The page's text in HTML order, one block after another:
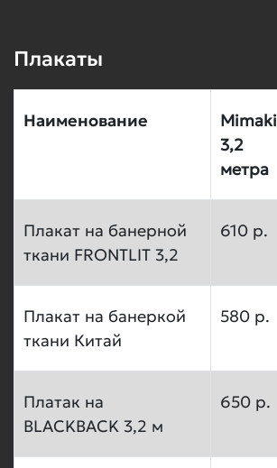
Плакаты
Наименование
Mimaki
3,2
метра
Плакат на банерной
ткани FRONTLIT 3,2
610 р.
Плакат на банеркой
ткани Китай
580 р.
Платак на
BLACKBACK 3,2 м
650 р.